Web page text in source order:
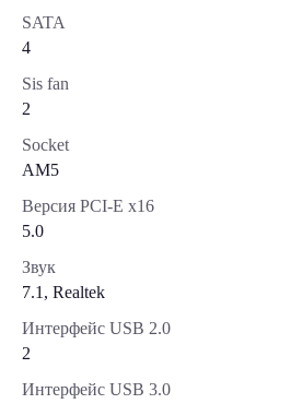
SATA
4
Sis fan
2
Socket
AM5
Версия PCI-E x16
5.0
Звук
7.1, Realtek
Интерфейс USB 2.0
2
Интерфейс USB 3.0